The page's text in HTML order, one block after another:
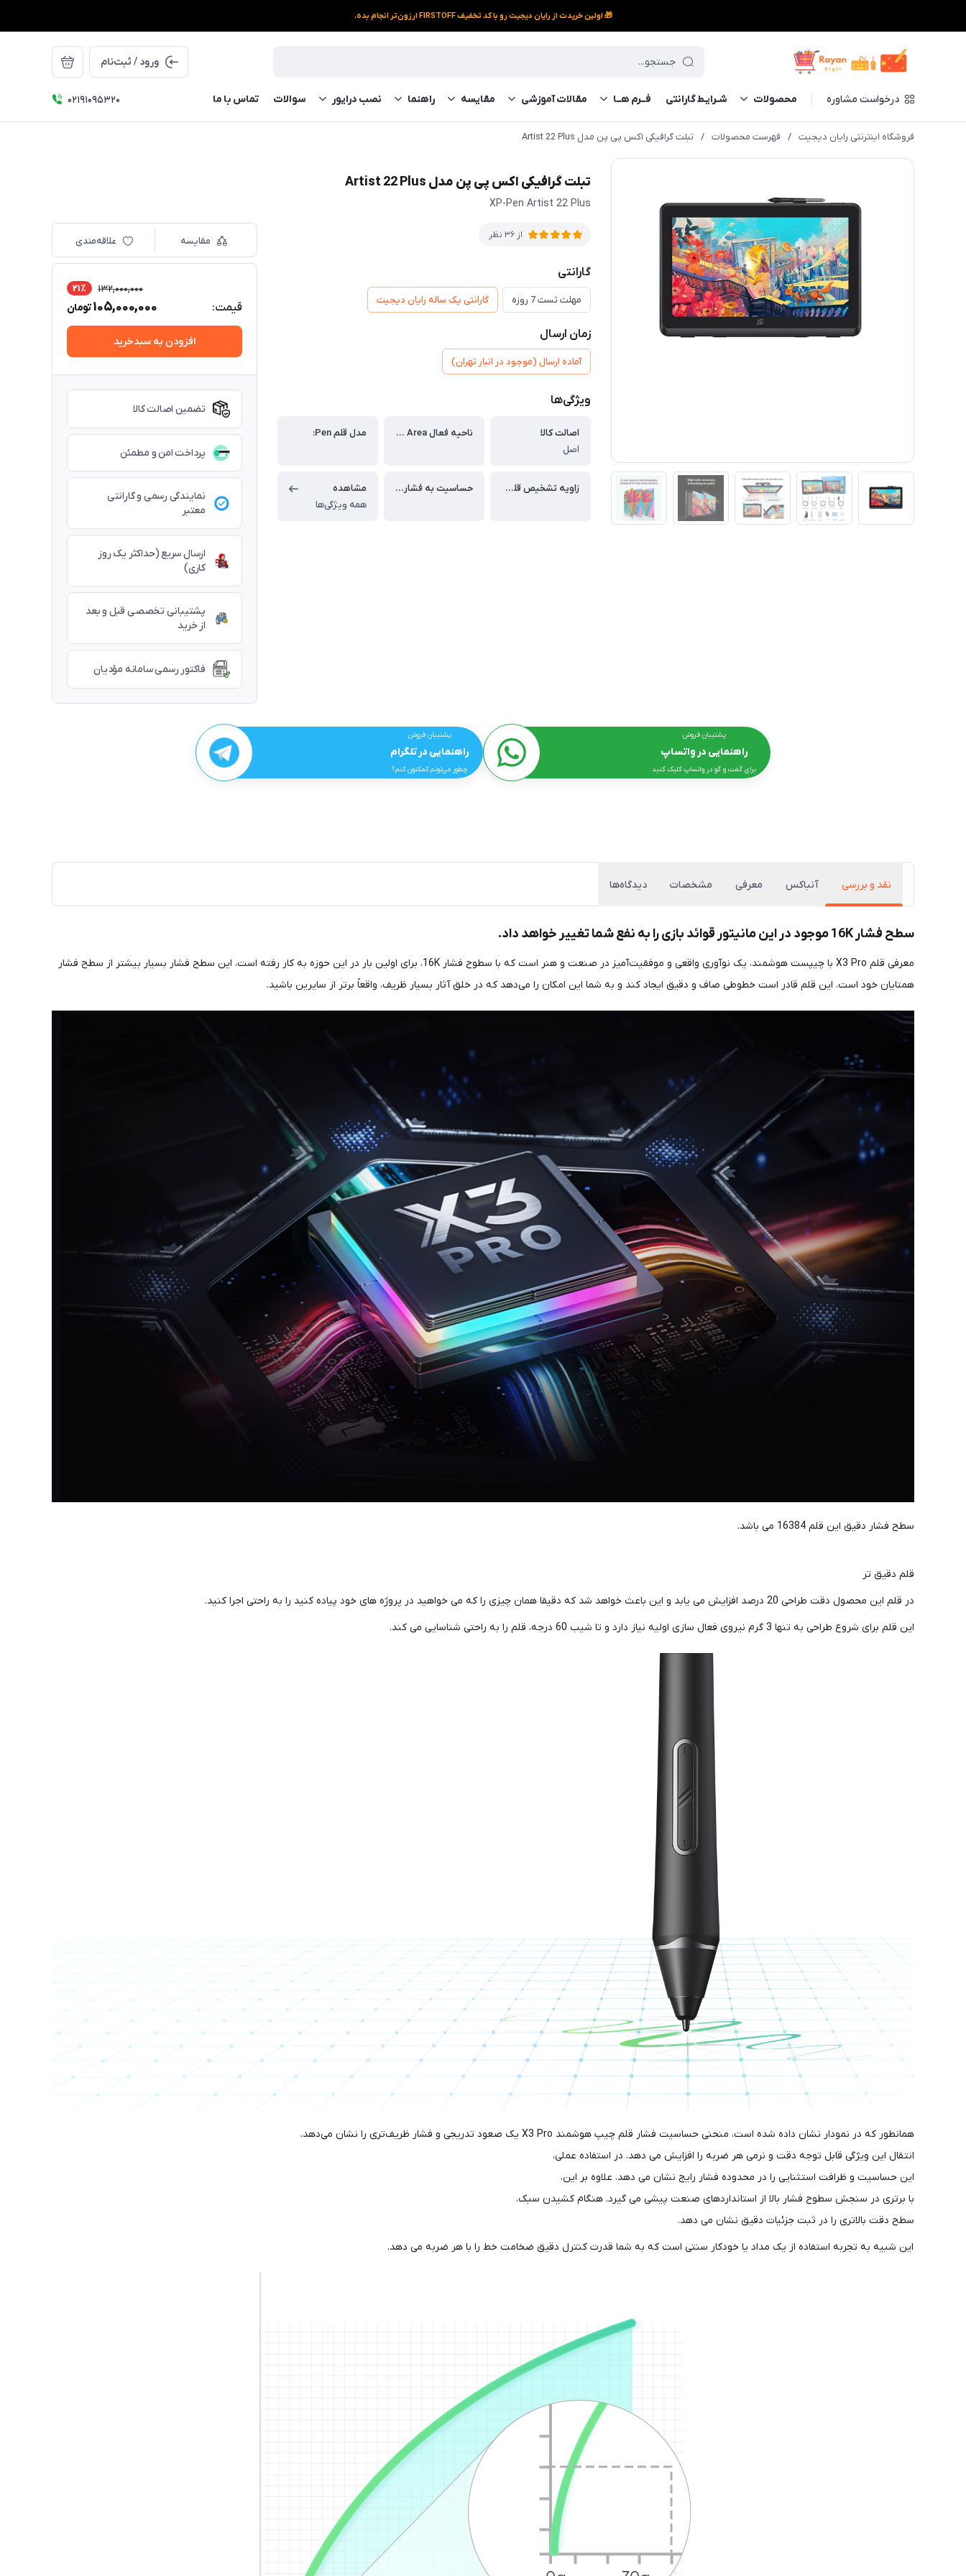
🎁 اولین خریدت از رایان دیجیت رو با کد تخفیف FIRSTOFF ارزون‌تر انجام بده.
ورود / ثبت‌نام
درخواست مشاوره محصولات شـرایـط گارانتی فــرم‌ هــا مقالات آموزشی مقایسه راهنما نصب درایور سوالات تماس با ما ۰۲۱91095320
فروشگاه اینترنتی رایان دیجیت / فهرست محصولات / تبلت گرافیکی اکس پی پن مدل Artist 22 Plus
تبلت گرافیکی اکس پی پن مدل Artist 22 Plus
XP-Pen Artist 22 Plus
از 36 نظر
گارانتی
مهلت تست 7 روزه گارانتی یک ساله رایان دیجیت
زمان ارسال
آماده ارسال (موجود در انبار تهران)
ویژگی‌ها
اصالت کالا
اصل
ناحیه فعال Active Area: مدل قلم Pen:
زاویه تشخیص قلم Tilt: حساسیت به فشار Pressure Sensitivity:
مشاهده
همه ویژگی‌ها
مقایسه علاقه‌مندی
قیمت:
132,000,000 21٪
105,000,000تومان
افزودن به سبدخرید
تضمین اصالت کالا
پرداخت امن و مطمئن
نمایندگی رسمی و گارانتی
معتبر
ارسال سریع (حداکثر یک روز
کاری)
پشتیبانی تخصصی قبل و بعد
از خرید
فاکتور رسمی سامانه مؤدیان
پشتیبان فروش
راهنمایی در واتساپ
برای گفت و گو در واتساپ کلیک کنید
پشتیبان فروش
راهنمایی در تلگرام
چطور می‌تونم کمکتون کنم؟
نقد و بررسی آنباکس معرفی مشخصات دیدگاه‌ها
سطح فشار 16K موجود در این مانیتور قوائد بازی را به نفع شما تغییر خواهد داد.
معرفی قلم X3 Pro با چیپست هوشمند، یک نوآوری واقعی و موفقیت‌آمیز در صنعت و هنر است که با سطوح فشار 16K، برای اولین بار در این حوزه به کار رفته است، این سطح فشار بسیار بیشتر از سطح فشار
همتایان خود است. این قلم قادر است خطوطی صاف و دقیق ایجاد کند و به شما این امکان را می‌دهد که در خلق آثار بسیار ظریف، واقعاً برتر از سایرین باشید.
سطح فشار دقیق این قلم 16384 می باشد.
قلم دقیق تر
در قلم این محصول دقت طراحی 20 درصد افزایش می یابد و این باعث خواهد شد که دقیقا همان چیزی را که می خواهید در پروژه های خود پیاده کنید را به راحتی اجرا کنید.
این قلم برای شروع طراحی به تنها 3 گرم نیروی فعال سازی اولیه نیاز دارد و تا شیب 60 درجه، قلم را به راحتی شناسایی می کند.
همانطور که در نمودار نشان داده شده است، منحنی حساسیت فشار قلم چیپ هوشمند X3 Pro یک صعود تدریجی و فشار ظریف‌تری را نشان می‌دهد.
انتقال این ویژگی قابل توجه دقت و نرمی هر ضربه را افزایش می دهد. در استفاده عملی،
این حساسیت و ظرافت استثنایی را در محدوده فشار رایج نشان می دهد. علاوه بر این،
با برتری در سنجش سطوح فشار بالا از استانداردهای صنعت پیشی می گیرد. هنگام کشیدن سبک،
سطح دقت بالاتری را در ثبت جزئیات دقیق نشان می دهد.
این شبیه به تجربه استفاده از یک مداد یا خودکار سنتی است که به شما قدرت کنترل دقیق ضخامت خط را با هر ضربه می دهد.